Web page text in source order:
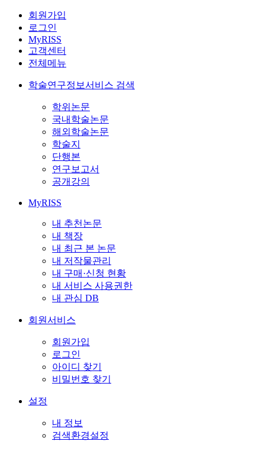
회원가입
로그인
MyRISS
고객센터
전체메뉴
학술연구정보서비스 검색
학위논문
국내학술논문
해외학술논문
학술지
단행본
연구보고서
공개강의
MyRISS
내 추천논문
내 책장
내 최근 본 논문
내 저작물관리
내 구매·신청 현황
내 서비스 사용권한
내 관심 DB
회원서비스
회원가입
로그인
아이디 찾기
비밀번호 찾기
설정
내 정보
검색환경설정